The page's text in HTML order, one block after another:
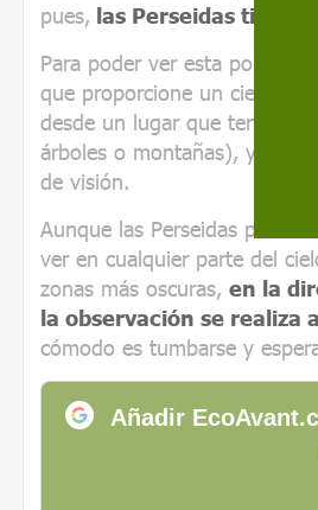
pues, las Perseidas
Para poder ver esta popular
que proporcione un cielo
desde un lugar que tenga
árboles o montañas), y no
de visión.
Aunque las Perseidas
ver en cualquier parte del
zonas más oscuras, en la
la observación se realiza
cómodo es tumbarse y
Añadir